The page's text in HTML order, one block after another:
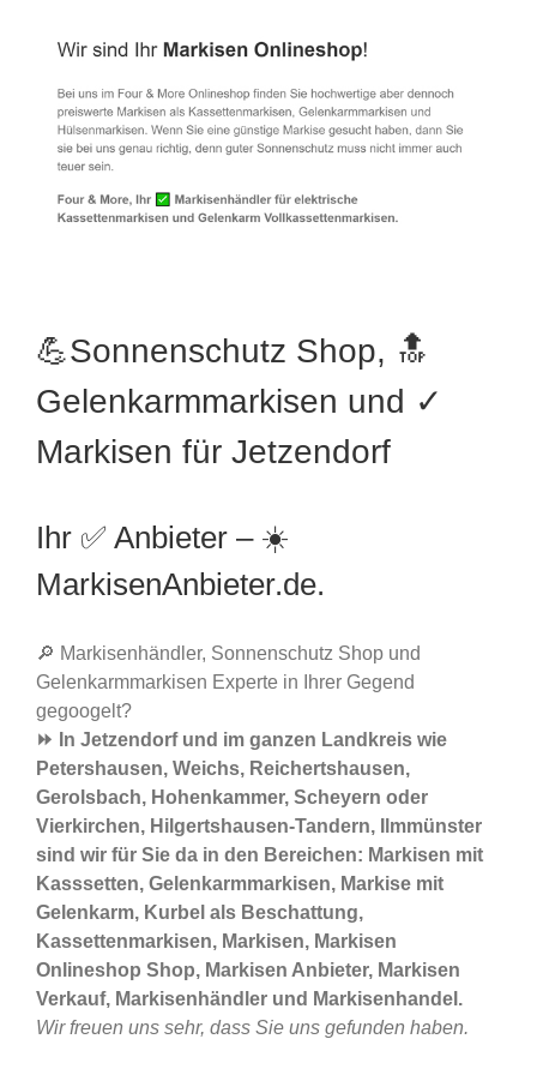
💪Sonnenschutz Shop, 🔝
Gelenkarmmarkisen und ✓
Markisen für Jetzendorf
Ihr ✅ Anbieter – ☀️
MarkisenAnbieter.de.
🔎 Markisenhändler, Sonnenschutz Shop und
Gelenkarmmarkisen Experte in Ihrer Gegend
gegoogelt?
⏩ In Jetzendorf und im ganzen Landkreis wie
Petershausen, Weichs, Reichertshausen,
Gerolsbach, Hohenkammer, Scheyern oder
Vierkirchen, Hilgertshausen-Tandern, Ilmmünster
sind wir für Sie da in den Bereichen: Markisen mit
Kasssetten, Gelenkarmmarkisen, Markise mit
Gelenkarm, Kurbel als Beschattung,
Kassettenmarkisen, Markisen, Markisen
Onlineshop Shop, Markisen Anbieter, Markisen
Verkauf, Markisenhändler und Markisenhandel.
Wir freuen uns sehr, dass Sie uns gefunden haben.